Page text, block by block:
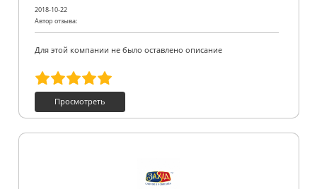
2018-10-22
Автор отзыва:
Для этой компании не было оставлено описание
Просмотреть